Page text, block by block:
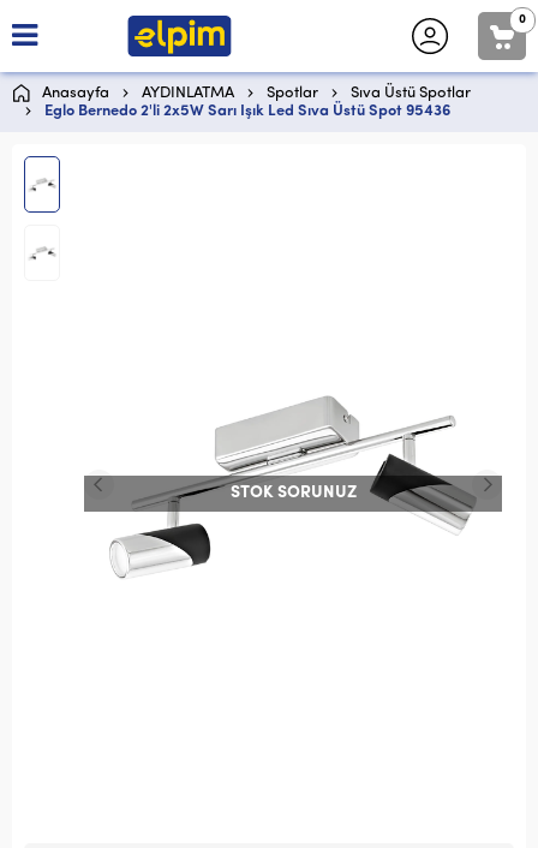
0
Anasayfa AYDINLATMA Spotlar
Sıva Üstü Spotlar
Eglo Bernedo 2'li 2x5W Sarı Işık Led Sıva Üstü Spot 95436
STOK SORUNUZ